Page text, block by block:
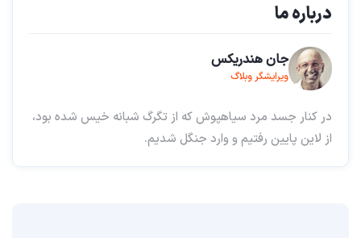
درباره ما
جان هندریکس
ویرایشگر وبلاگ
در کنار جسد مرد سیاهپوش که از تگرگ شبانه خیس شده بود،
از لاین پایین رفتیم و وارد جنگل شدیم.